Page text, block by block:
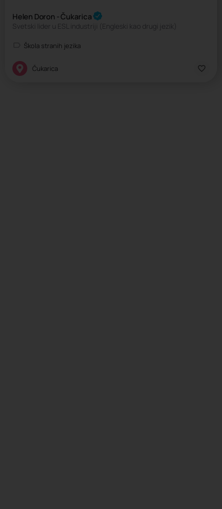
Helen Doron - Čukarica
Svetski lider u ESL industriji (Engleski kao drugi jezik)
Škola stranih jezika
Čukarica